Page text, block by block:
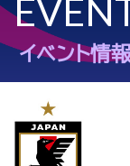
イベント情